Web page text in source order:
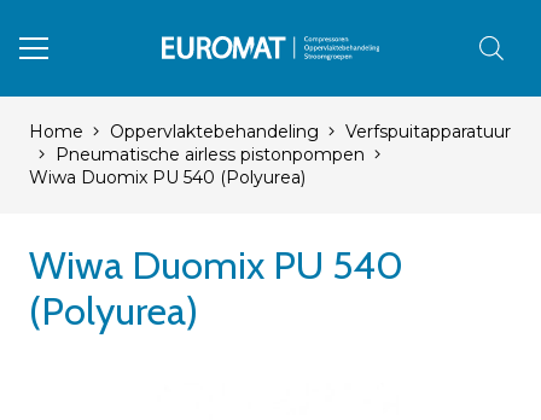
Home Oppervlaktebehandeling
Verfspuitapparatuur
Pneumatische airless pistonpompen
Wiwa Duomix PU 540 (Polyurea)
Wiwa Duomix PU 540
(Polyurea)